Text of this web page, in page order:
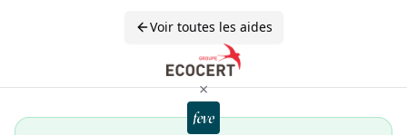
Voir toutes les aides
×